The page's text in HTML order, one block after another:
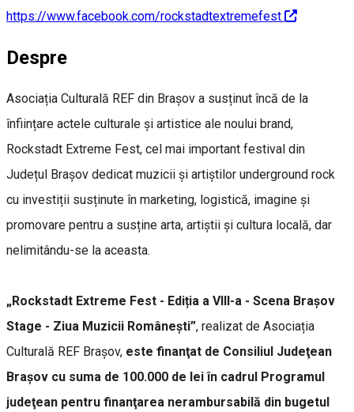
https://www.facebook.com/rockstadtextremefest
Despre
Asociația Culturală REF din Brașov a susținut încă de la
înființare actele culturale și artistice ale noului brand,
Rockstadt Extreme Fest, cel mai important festival din
Județul Brașov dedicat muzicii și artiștilor underground rock
cu investiții susținute în marketing, logistică, imagine și
promovare pentru a susține arta, artiștii și cultura locală, dar
nelimitându-se la aceasta.
„Rockstadt Extreme Fest - Ediția a VIII-a - Scena Brașov
Stage - Ziua Muzicii Românești”, realizat de Asociația
Culturală REF Brașov, este finanţat de Consiliul Judeţean
Braşov cu suma de 100.000 de lei în cadrul Programul
judeţean pentru finanţarea nerambursabilă din bugetul